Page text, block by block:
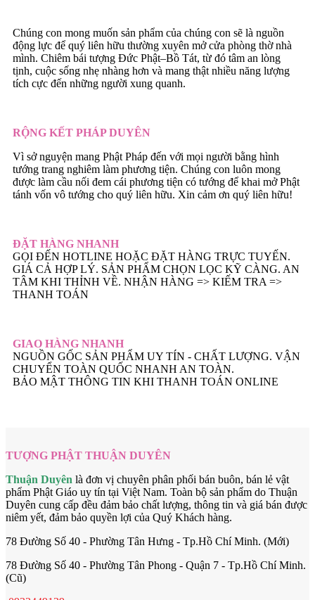
Chúng con mong muốn sản phẩm của chúng con sẽ là nguồn
động lực để quý liên hữu thường xuyên mở cửa phòng thờ nhà
mình. Chiêm bái tượng Đức Phật–Bồ Tát, từ đó tâm an lòng
tịnh, cuộc sống nhẹ nhàng hơn và mang thật nhiều năng lượng
tích cực đến những người xung quanh.
RỘNG KẾT PHÁP DUYÊN
Vì sở nguyện mang Phật Pháp đến với mọi người bằng hình
tướng trang nghiêm làm phương tiện. Chúng con luôn mong
được làm cầu nối đem cái phương tiện có tướng để khai mở Phật
tánh vốn vô tướng cho quý liên hữu. Xin cảm ơn quý liên hữu!
ĐẶT HÀNG NHANH
GỌI ĐẾN HOTLINE HOẶC ĐẶT HÀNG TRỰC TUYẾN.
GIÁ CẢ HỢP LÝ. SẢN PHẨM CHỌN LỌC KỸ CÀNG. AN
TÂM KHI THỈNH VỀ. NHẬN HÀNG => KIẾM TRA =>
THANH TOÁN
GIAO HÀNG NHANH
NGUỒN GỐC SẢN PHẨM UY TÍN - CHẤT LƯỢNG. VẬN
CHUYỂN TOÀN QUỐC NHANH AN TOÀN.
BẢO MẬT THÔNG TIN KHI THANH TOÁN ONLINE
TƯỢNG PHẬT THUẬN DUYÊN
Thuận Duyên là đơn vị chuyên phân phối bán buôn, bán lẻ vật
phẩm Phật Giáo uy tín tại Việt Nam. Toàn bộ sản phẩm do Thuận
Duyên cung cấp đều đảm bảo chất lượng, thông tin và giá bán được
niêm yết, đảm bảo quyền lợi của Quý Khách hàng.
78 Đường Số 40 - Phường Tân Hưng - Tp.Hồ Chí Minh. (Mới)
78 Đường Số 40 - Phường Tân Phong - Quận 7 - Tp.Hồ Chí Minh.
(Cũ)